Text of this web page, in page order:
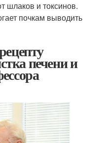
шлаков и токсинов.
почкам выводить
печени и